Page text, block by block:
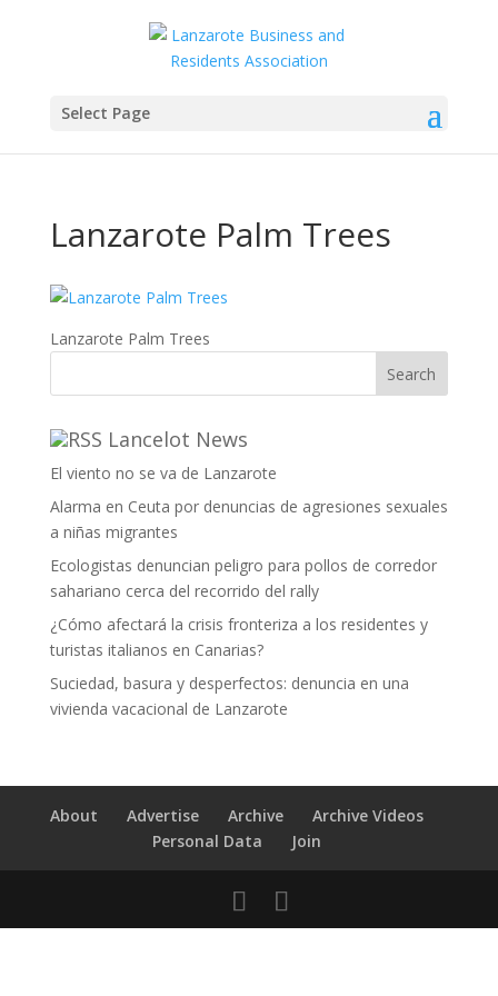
Select Page
Lanzarote Palm Trees
Lanzarote Palm Trees
Lancelot News
El viento no se va de Lanzarote
Alarma en Ceuta por denuncias de agresiones sexuales
a niñas migrantes
Ecologistas denuncian peligro para pollos de corredor
sahariano cerca del recorrido del rally
¿Cómo afectará la crisis fronteriza a los residentes y
turistas italianos en Canarias?
Suciedad, basura y desperfectos: denuncia en una
vivienda vacacional de Lanzarote
About Advertise Archive
Archive Videos
Personal Data
Join